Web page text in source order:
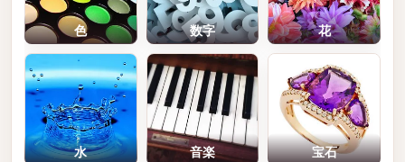
色 数字 花
水 音楽 宝石